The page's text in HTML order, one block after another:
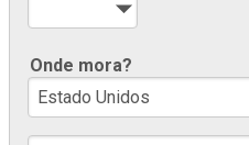
Onde mora?